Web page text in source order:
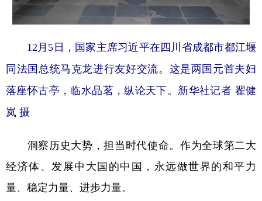
12月5日，国家主席习近平在四川省成都市都江堰
同法国总统马克龙进行友好交流。这是两国元首夫妇
落座怀古亭，临水品茗，纵论天下。新华社记者 翟健
岚 摄
洞察历史大势，担当时代使命。作为全球第二大
经济体、发展中大国的中国，永远做世界的和平力
量、稳定力量、进步力量。